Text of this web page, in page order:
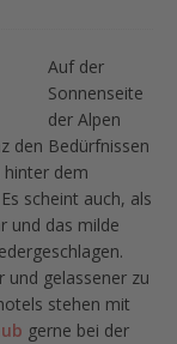
Auf der
Sonnenseite
der Alpen
den Bedürfnissen
hinter dem
scheint auch, als
und das milde
und gelassener zu
stehen mit
gerne bei der